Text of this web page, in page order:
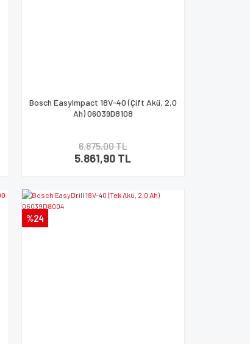
Bosch EasyImpact 18V-40 (Çift Akü, 2,0
Ah) 06039D8108
6.875,00 TL
5.861,90 TL
%24